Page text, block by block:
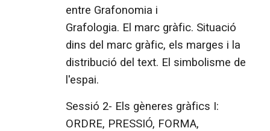
entre Grafonomia i
Grafologia. El marc gràfic. Situació
dins del marc gràfic, els marges i la
distribució del text. El simbolisme de
l'espai.
Sessió 2- Els gèneres gràfics I:
ORDRE, PRESSIÓ, FORMA,